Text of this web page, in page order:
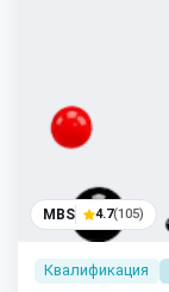
MBS 4.7(105)
Квалификация